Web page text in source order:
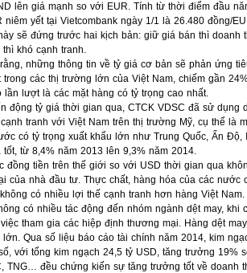
lên giá mạnh so với EUR. Tính từ thời điểm đầu
yết tại Vietcombank ngày 1/1 là 26.480 đồng/
sẽ đứng trước hai kịch bản: giữ giá bán thì doanh
khó cạnh tranh.
những thông tin về tỷ giá cơ bản sẽ phản ứng
các thị trường lớn của Việt Nam, chiếm gần
lần lượt là các mặt hàng có tỷ trọng cao nhất.
tỷ giá thời gian qua, CTCK VDSC đã sử dụng
tranh với Việt Nam trên thị trường Mỹ, cụ thể là
có tỷ trọng xuất khẩu lớn như Trung Quốc, Ấn Độ,
từ 8,4% năm 2013 lên 9,3% năm 2014.
đồng tiền trên thế giới so với USD thời gian qua
của nhà đầu tư. Thực chất, hàng hóa của các nước
có nhiều lợi thế cạnh tranh hơn hàng Việt Nam.
có nhiều tác động đến nhóm ngành dệt may, khi
tham gia các hiệp định thương mại. Hàng dệt
Qua số liệu báo cáo tài chính năm 2014, kim
với tổng kim ngạch 24,5 tỷ USD, tăng trưởng 19%
TNG… đều chứng kiến sự tăng trưởng tốt về doanh